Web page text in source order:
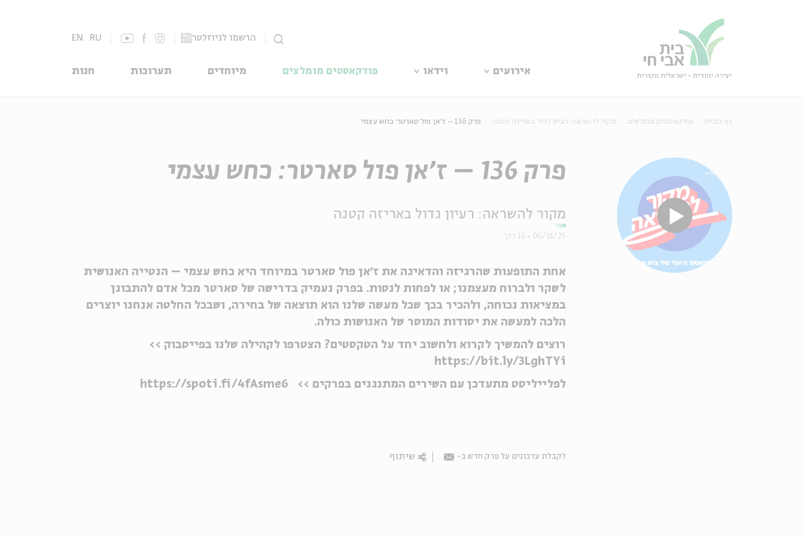
הרשמו לניוזלטר EN RU
אירועים וידאו פודקאסטים מומלצים מיוחדים תערוכות חנות
דף הבית פודקאסטים מומלצים מקור להשראה: רעיון גדול באריזה קטנה פרק 136 – ז'אן פול סארטר: כחש עצמי
פרק 136 – ז'אן פול סארטר: כחש עצמי
מקור להשראה: רעיון גדול באריזה קטנה
06/01/25 16 דק'
אחת התופעות שהרגיזה והדאיגה את ז׳אן פול סארטר במיוחד היא כחש עצמי – הנטייה האנושית
לשקר ולברוח מעצמנו; או לפחות לנסות. בפרק נעמיק בדרישה של סארטר מכל אדם להתבונן
במציאות נכוחה, ולהכיר בכך שכל מעשה שלנו הוא תוצאה של בחירה, ושבכל החלטה אנחנו יוצרים
הלכה למעשה את יסודות המוסר של האנושות כולה.
רוצים להמשיך לקרוא ולחשוב יחד על הטקסטים? הצטרפו לקהילה שלנו בפייסבוק >>
https://bit.ly/3LghTYi
לפלייליסט מתעדכן עם השירים המתנגנים בפרקים >> https://spoti.fi/4fAsme6
לקבלת עדכונים על פרק חדש ב- Email שיתוף